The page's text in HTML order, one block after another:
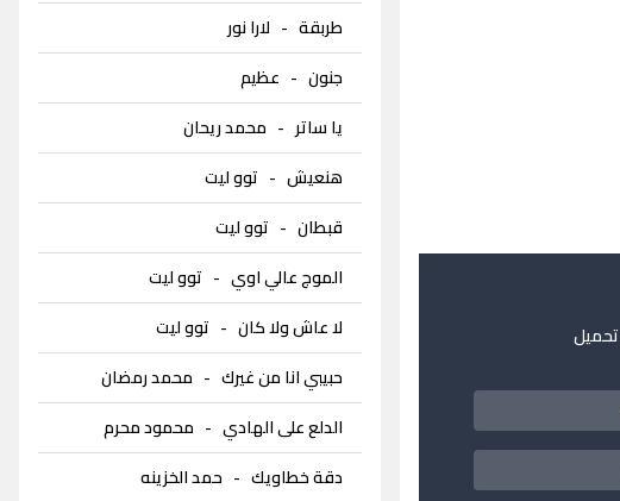
طربقة- لارا نور
جنون- عظيم
يا ساتر - محمد ريحان
هنعيش- توو ليت
قبطان- توو ليت
الموج عالي اوي- توو ليت
لا عاش ولا كان- توو ليت
حبيبي انا من غيرك- محمد رمضان
الدلع على الهادي- محمود محرم
دقة خطاويك- حمد الخزينه